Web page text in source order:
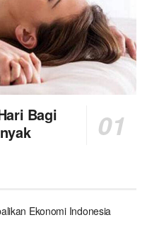
Bagi
Ekonomi Indonesia